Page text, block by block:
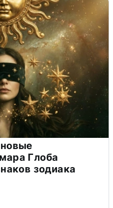
Глоба
зодиака